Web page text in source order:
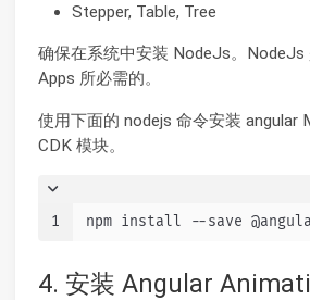
Stepper, Table, Tree
确保在系统中安装 NodeJs。NodeJs
Apps 所必需的。
使用下面的 nodejs 命令安装 angular
CDK 模块。
1 npm install --save
4. 安装 Angular